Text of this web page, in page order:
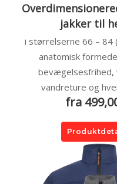
jakker til
i størrelserne 66 – 84
anatomisk
bevægelsesfrihed,
vandreture og
fra